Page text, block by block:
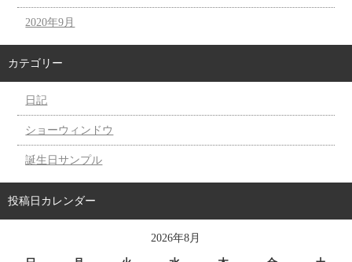
2020年9月
カテゴリー
日記
ショーウィンドウ
誕生日サンプル
投稿日カレンダー
2026年8月